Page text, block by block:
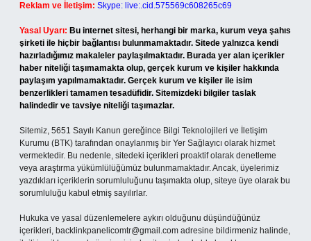
Reklam ve İletişim: Skype: live:.cid.575569c608265c69
Yasal Uyarı: Bu internet sitesi, herhangi bir marka, kurum veya şahıs
şirketi ile hiçbir bağlantısı bulunmamaktadır. Sitede yalnızca kendi
hazırladığımız makaleler paylaşılmaktadır. Burada yer alan içerikler
haber niteliği taşımamakta olup, gerçek kurum ve kişiler hakkında
paylaşım yapılmamaktadır. Gerçek kurum ve kişiler ile isim
benzerlikleri tamamen tesadüfidir. Sitemizdeki bilgiler taslak
halindedir ve tavsiye niteliği taşımazlar.
Sitemiz, 5651 Sayılı Kanun gereğince Bilgi Teknolojileri ve İletişim
Kurumu (BTK) tarafından onaylanmış bir Yer Sağlayıcı olarak hizmet
vermektedir. Bu nedenle, sitedeki içerikleri proaktif olarak denetleme
veya araştırma yükümlülüğümüz bulunmamaktadır. Ancak, üyelerimiz
yazdıkları içeriklerin sorumluluğunu taşımakta olup, siteye üye olarak bu
sorumluluğu kabul etmiş sayılırlar.
Hukuka ve yasal düzenlemelere aykırı olduğunu düşündüğünüz
içerikleri, backlinkpanelicomtr@gmail.com adresine bildirmeniz halinde,